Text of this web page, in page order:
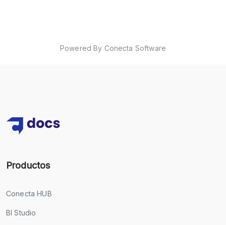
Powered By Conecta Software
Productos
Conecta HUB
BI Studio